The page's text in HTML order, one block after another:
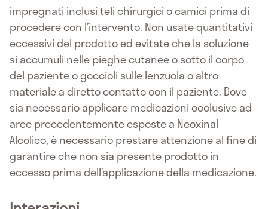
impregnati inclusi teli chirurgici o camici prima di
procedere con l’intervento. Non usate quantitativi
eccessivi del prodotto ed evitate che la soluzione
si accumuli nelle pieghe cutanee o sotto il corpo
del paziente o goccioli sulle lenzuola o altro
materiale a diretto contatto con il paziente. Dove
sia necessario applicare medicazioni occlusive ad
aree precedentemente esposte a Neoxinal
Alcolico, è necessario prestare attenzione al fine di
garantire che non sia presente prodotto in
eccesso prima dell’applicazione della medicazione.